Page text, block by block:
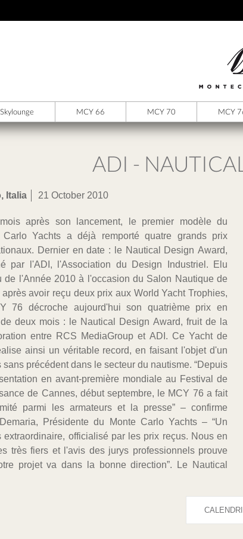
MCY 66 MCY 70 MCY
ADI -
Italia 21 October 2010
après son lancement, le premier modèle du
Carlo Yachts a déjà remporté quatre grands prix
Dernier en date : le Nautical Design Award,
par l'ADI, l'Association du Design Industriel. Elu
de l'Année 2010 à l'occasion du Salon Nautique de
après avoir reçu deux prix aux World Yacht Trophies,
76 décroche aujourd'hui son quatrième prix en
deux mois : le Nautical Design Award, fruit de la
entre RCS MediaGroup et ADI. Ce Yacht de
ainsi un véritable record, en faisant l'objet d'un
sans précédent dans le secteur du nautisme. “Depuis
en avant-première mondiale au Festival de
de Cannes, début septembre, le MCY 76 a fait
parmi les armateurs et la presse” – confirme
Présidente du Monte Carlo Yachts – “Un
extraordinaire, officialisé par les prix reçus. Nous en
très fiers et l'avis des jurys professionnels prouve
projet va dans la bonne direction”. Le Nautical
Award récompense la valeur du produit et la qualité
industriel alliant production efficace et travail
Composé de représentants de l'ADI et
de renom, le Jury a approuvé la recherche
en matière de technologie et de construction,
à la réalisation d'un yacht au design mûrement
tout en limitant les coûts. Un produit dont l'approche
se veut beaucoup plus responsable et qui, aux yeux
prend d'autant plus de valeur de par le choix du
Beneteau – dont Monte Carlo Yachts fait partie – de
l'Italie pour la réalisation de ce produit haut de
qui se distingue également de par l'optimisation de
intérieurs. Le prix décerné jeudi 21 octobre lors
de gala au Seven Stars Galleria de Milan, ouvre
les portes au MCY 76 pour les sélections de l'ADI
Index et du Compas d'Or, la plus haute distinction au